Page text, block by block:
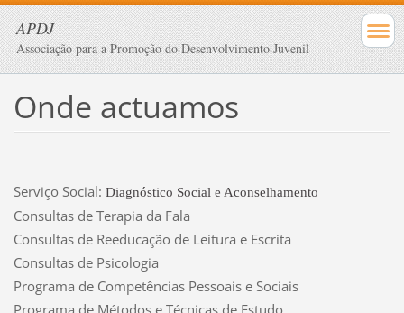
APDJ
Associação para a Promoção do Desenvolvimento Juvenil
Onde actuamos
Serviço Social: Diagnóstico Social e Aconselhamento
Consultas de Terapia da Fala
Consultas de Reeducação de Leitura e Escrita
Consultas de Psicologia
Programa de Competências Pessoais e Sociais
Programa de Métodos e Técnicas de Estudo